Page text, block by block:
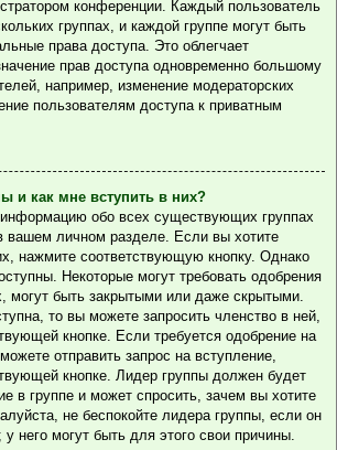
конференции. Каждый пользователь
группах, и каждой группе могут быть
права доступа. Это облегчает
прав доступа одновременно большому
например, изменение модераторских
пользователям доступа к приватным
и как мне вступить в них?
обо всех существующих группах
вашем личном разделе. Если вы хотите
нажмите соответствующую кнопку. Однако
Некоторые могут требовать одобрения
могут быть закрытыми или даже скрытыми.
то вы можете запросить членство в ней,
кнопке. Если требуется одобрение на
отправить запрос на вступление,
кнопке. Лидер группы должен будет
в группе и может спросить, зачем вы хотите
не беспокойте лидера группы, если он
него могут быть для этого свои причины.